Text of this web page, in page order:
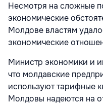
Несмотря на сложные
экономические
Молдове властям
экономические
Министр экономики и
что молдавские
используют тарифные
Молдовы надеются на